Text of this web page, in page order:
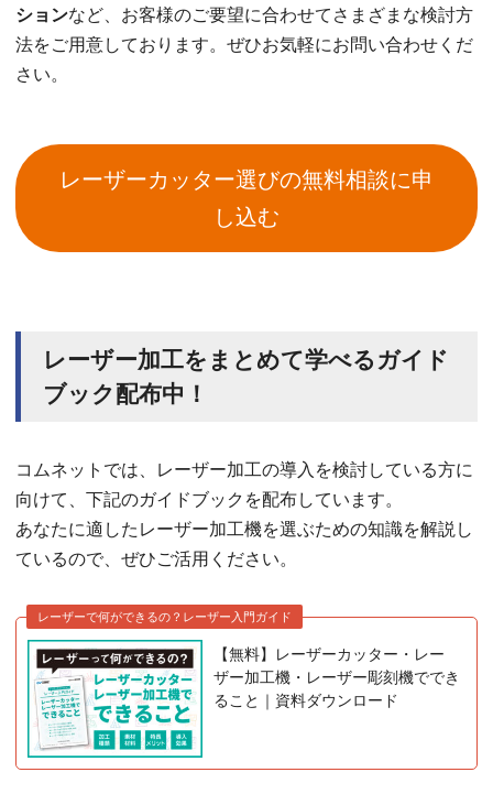
ションなど、お客様のご要望に合わせてさまざまな検討方
法をご用意しております。ぜひお気軽にお問い合わせくだ
さい。
レーザーカッター選びの無料相談に申
し込む
レーザー加工をまとめて学べるガイド
ブック配布中！
コムネットでは、レーザー加工の導入を検討している方に
向けて、下記のガイドブックを配布しています。
あなたに適したレーザー加工機を選ぶための知識を解説し
ているので、ぜひご活用ください。
レーザーで何ができるの？レーザー入門ガイド
【無料】レーザーカッター・レー
ザー加工機・レーザー彫刻機ででき
ること｜資料ダウンロード